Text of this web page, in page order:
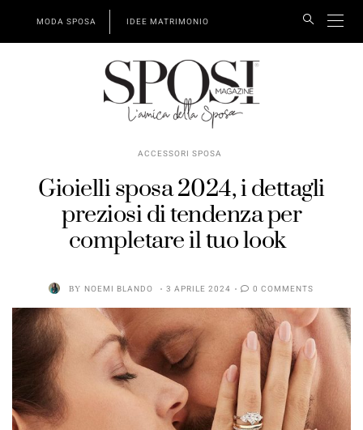
MODA SPOSA IDEE MATRIMONIO
ACCESSORI SPOSA
Gioielli sposa 2024, i dettagli
preziosi di tendenza per
completare il tuo look
BY NOEMI BLANDO 3 APRILE 2024 0 COMMENTS